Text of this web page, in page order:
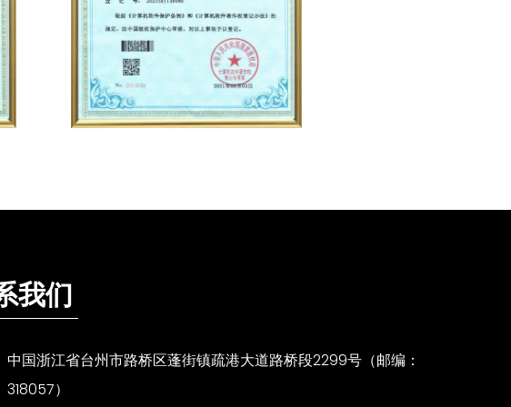
我们
中国浙江省台州市路桥区蓬街镇疏港大道路桥段2299号（邮编：
318057）